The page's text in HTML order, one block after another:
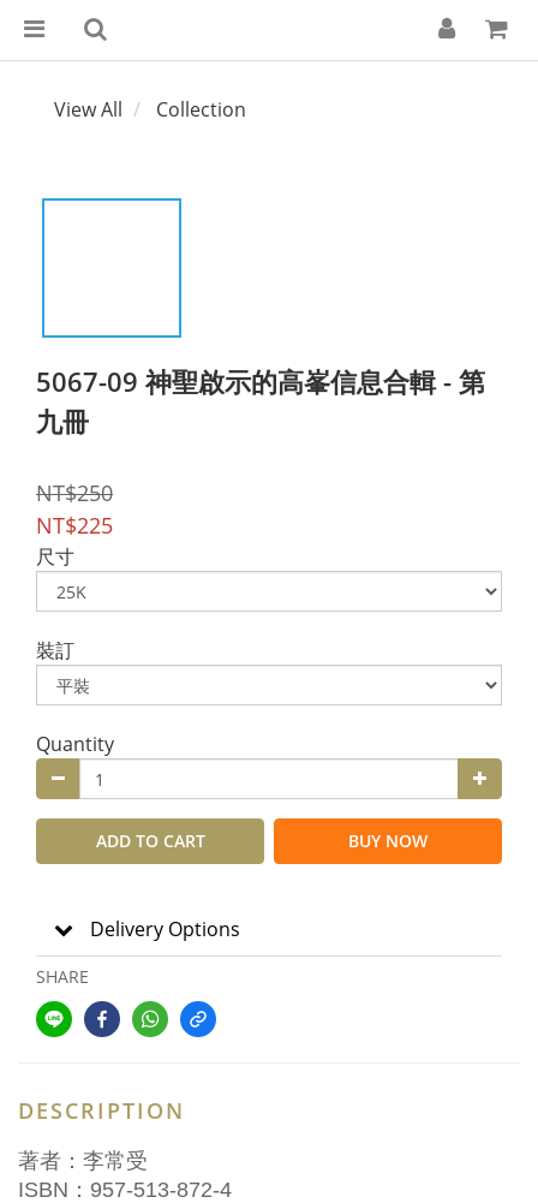
View All Collection
5067-09 神聖啟示的高峯信息合輯 - 第
九冊
NT$250
NT$225
尺寸
裝訂
Quantity
ADD TO CART BUY NOW
Delivery Options
SHARE
DESCRIPTION
著者：李常受
ISBN：957-513-872-4